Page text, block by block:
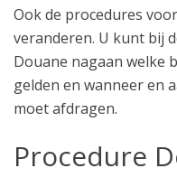
Ook de procedures
veranderen. U kunt bij
Douane nagaan welke
gelden en wanneer en
moet afdragen.
Procedure